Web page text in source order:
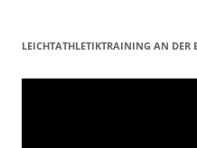
LEICHTATHLETIKTRAINING AN DER